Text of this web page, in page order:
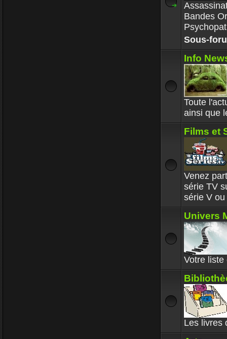
Bandes
Sous-
Info
Toute
ainsi que
Films et
Venez
série TV
série V
Univers
Votre liste
Les livres